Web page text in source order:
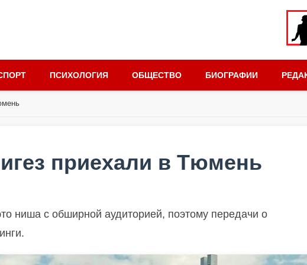
ПСИХОЛОГИЯ ОБЩЕСТВО БИОГРАФИИ
приехали в Тюмень
ниша с обширной аудиторией, поэтому передачи о